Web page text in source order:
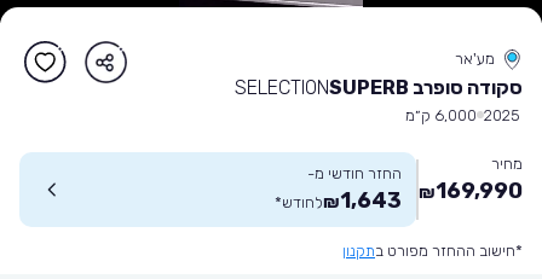
מע'אר
סקודה סופרב SUPERB SELECTION
2025 6,000 ק״מ
מחיר
169,990
₪
החזר חודשי מ-
1,643
₪לחודש*
*חישוב ההחזר מפורט בתקנון